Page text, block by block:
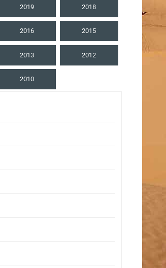
2019 2018
2016 2015
2013 2012
2010